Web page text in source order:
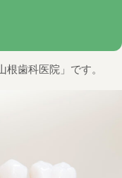
歯科医院」です。